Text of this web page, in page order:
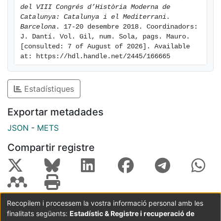
benedictino entró en contacto
con los autores devocionales montserratinos,
miembros de una escuela
espiritual con la oración mental como metodología,
claramente inspirada en
la devotio moderna nacida en los Países Bajos, de la
que Cisneros fue seguidor. En la segunda parte del
texto, se propone una relectura de los Ejercicios
Espirituales como un manual de perfeccionamiento
personal con influencias
de los títulos que formaban parte del repertorio
Montserrat. Una visión que, a su vez, nos proporciona
un retrato de cómo se
oraba y meditaba en uno de los principales centros
religiosos de la Cataluña
del siglo xvi.
[eng] This paper analyzes, through the literary
del VIII Congrés d’Història Moderna de
Catalunya: Catalunya i el Mediterrani.
Barcelona . 17-20 desembre 2018. Coordinadors:
J. Dantí. Vol. Gil, num. Sola, pags. Mauro.
[consulted: 7 of August of 2026]. Available
at: https://hdl.handle.net/2445/166665
Estadístiques
Exportar metadades
JSON - METS
Compartir registre
Coordinació:CRAI UB Avís legal
Metadades
Recopilem i processem la vostra informació personal amb les
finalitats següents: Estadístic & Registre i recuperació de